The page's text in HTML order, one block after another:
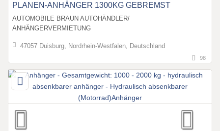
PLANEN-ANHÄNGER 1300KG GEBREMST
AUTOMOBILE BRAUN AUTOHÄNDLER/
ANHÄNGERVERMIETUNG
47057 Duisburg, Nordrhein-Westfalen, Deutschland
98